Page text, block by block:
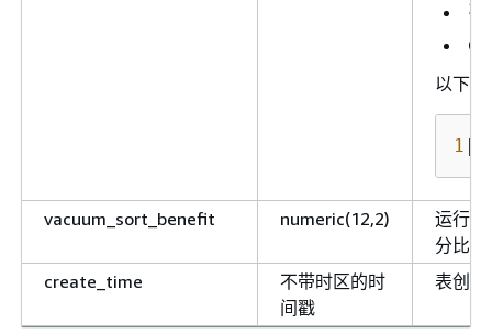
引
以下
1 |
vacuum_sort_benefit numeric(12,2)
运行
分比。
create_time
不带时区的时
间戳
表创